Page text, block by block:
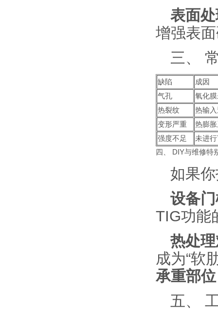
表面
增强表
三、
缺陷
成因
气孔
氧化
热裂纹
热输
变形严重
热膨
强度不足
未进
四、 DIY与维修特
如果
设备
TIG功能
热处
成为“软
承重部
五、